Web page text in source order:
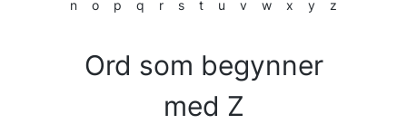
n o p q r s t u v w x y z
Ord som begynner
med Z